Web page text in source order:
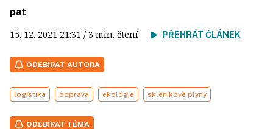
pat
15. 12. 2021 21:31 / 3 min. čtení PŘEHRÁT ČLÁNEK
ODEBÍRAT AUTORA
logistika doprava ekologie skleníkové plyny
ODEBÍRAT TÉMA